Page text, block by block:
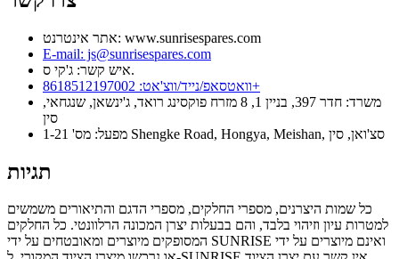
אתר אינטרנט: www.sunrisespares.com
E-mail: js@sunrisespares.com
איש קשר: ג'קי ס.
וואטסאפ/נייד/ווצ'אט: 8618512197002+
משרד: חדר 397, בניין 1, 8 מזרח פוקסינג רואד, ג'ינשאן, שנגחאי,
סין
מפעל: מס' 1-21 Shengke Road, Hongya, Meishan, סצ'ואן, סין
תגיות
כל שמות היצרנים, מספרי החלקים, מספרי הדגם והתיאורים משמשים
למטרות עיון וזיהוי בלבד, והם בבעלות יצרן המכונה הרלוונטי. כל החלקים
המסופקים מיוצרים ומאובטחים על ידי SUNRISE ואינם מיוצרים על ידי